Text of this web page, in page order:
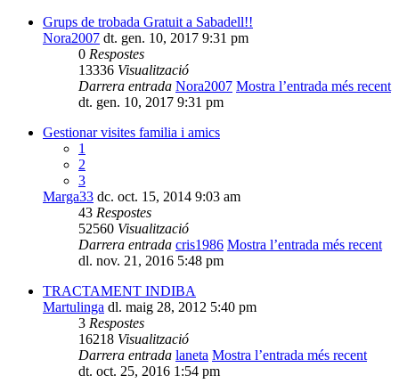
Grups de trobada Gratuit a Sabadell!!
Nora2007 dt. gen. 10, 2017 9:31 pm
0 Respostes
13336 Visualització
Darrera entrada Nora2007 Mostra l’entrada més recent
dt. gen. 10, 2017 9:31 pm
Gestionar visites familia i amics
1
2
3
Marga33 dc. oct. 15, 2014 9:03 am
43 Respostes
52560 Visualització
Darrera entrada cris1986 Mostra l’entrada més recent
dl. nov. 21, 2016 5:48 pm
TRACTAMENT INDIBA
Martulinga dl. maig 28, 2012 5:40 pm
3 Respostes
16218 Visualització
Darrera entrada laneta Mostra l’entrada més recent
dt. oct. 25, 2016 1:54 pm